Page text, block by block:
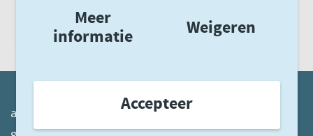
Meer
informatie
Weigeren
Accepteer
akwaggz.nl
ggzstandaarden.nl